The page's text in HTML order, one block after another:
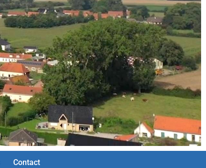
Contact